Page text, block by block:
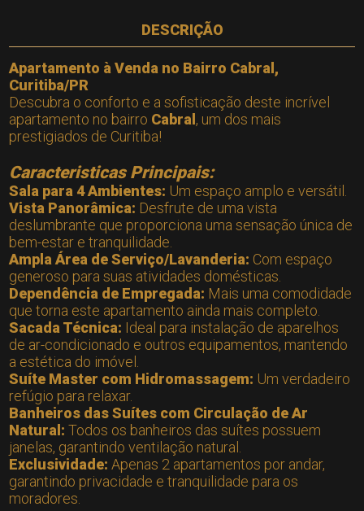
DESCRIÇÃO
Apartamento à Venda no Bairro Cabral,
Curitiba/PR
Descubra o conforto e a sofisticação deste incrível
apartamento no bairro Cabral , um dos mais
prestigiados de Curitiba!
Caracteristicas Principais:
Sala para 4 Ambientes: Um espaço amplo e versátil.
Vista Panorâmica: Desfrute de uma vista
deslumbrante que proporciona uma sensação única de
bem-estar e tranquilidade.
Ampla Área de Serviço/Lavanderia: Com espaço
generoso para suas atividades domésticas.
Dependência de Empregada: Mais uma comodidade
que torna este apartamento ainda mais completo.
Sacada Técnica: Ideal para instalação de aparelhos
de ar-condicionado e outros equipamentos, mantendo
a estética do imóvel.
Suíte Master com Hidromassagem: Um verdadeiro
refúgio para relaxar.
Banheiros das Suítes com Circulação de Ar
Natural: Todos os banheiros das suítes possuem
janelas, garantindo ventilação natural.
Exclusividade: Apenas 2 apartamentos por andar,
garantindo privacidade e tranquilidade para os
moradores.